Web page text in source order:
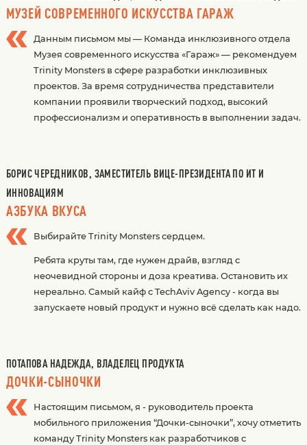
МУЗЕЙ СОВРЕМЕННОГО ИСКУССТВА ГАРАЖ
Данным письмом мы — Команда инклюзивного отдела
Музея современного искусства «Гараж» — рекомендуем
Trinity Monsters в сфере разработки инклюзивных
проектов. За время сотрудничества представители
компании проявили творческий подход, высокий
профессионализм и оперативность в выполнении задач.
БОРИС ЧЕРЕДНИКОВ, ЗАМЕСТИТЕЛЬ ВИЦЕ-ПРЕЗИДЕНТА ПО ИТ И
ИННОВАЦИЯМ
АЗБУКА ВКУСА
Выбирайте Trinity Monsters сердцем.
Ребята круты там, где нужен драйв, взгляд с
неочевидной стороны и доза креатива. Остановить их
нереально. Самый кайф с TechAviv Agency - когда вы
запускаете новый продукт и нужно всё сделать как надо.
ПОТАПОВА НАДЕЖДА, ВЛАДЕЛЕЦ ПРОДУКТА
ДОЧКИ-СЫНОЧКИ
Настоящим письмом, я - руководитель проекта
мобильного приложения “Дочки-сыночки”, хочу отметить
команду Trinity Monsters как разработчиков с